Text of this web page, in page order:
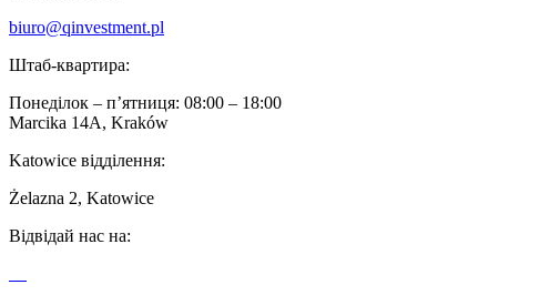
biuro@qinvestment.pl
Штаб-квартира:
Понеділок – п’ятниця: 08:00 – 18:00
Marcika 14A, Kraków
Katowice відділення:
Żelazna 2, Katowice
Відвідай нас на: